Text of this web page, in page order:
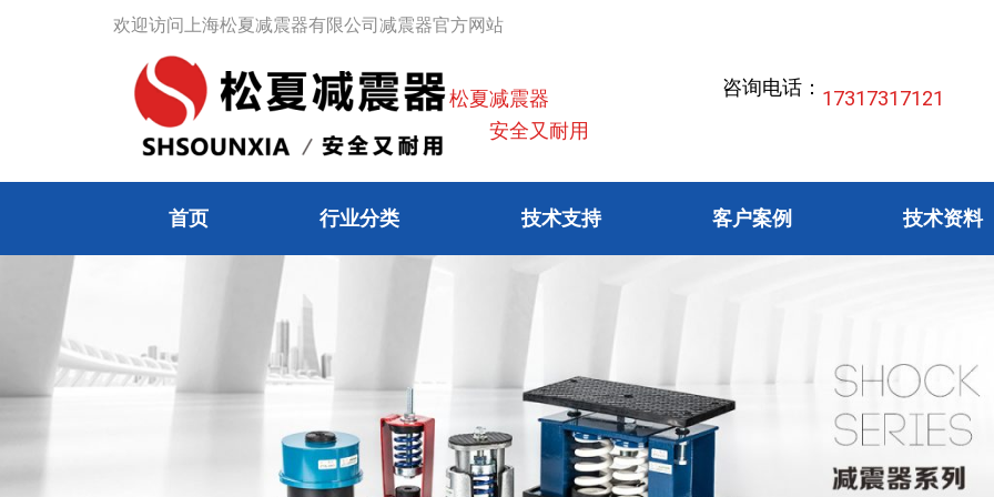
欢迎访问上海松夏减震器有限公司减震器官方网站
松夏减震器
安全又耐用
咨询电话： 17317317121
首页 行业分类 技术支持 客户案例 技术资料